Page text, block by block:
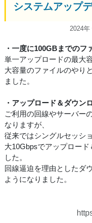
システムアップ
2024年
・一度に100GBまでのフ
単一アップロードの最大
大容量のファイルのやり
ました。
・アップロード＆ダウン
ご利用の回線やサーバー
なりますが、
従来ではシングルセッシ
大10Gbpsでアップロー
した。
回線逼迫を理由としたダ
ようになりました。